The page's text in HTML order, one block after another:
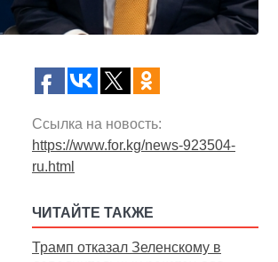
Ссылка на новость:
https://www.for.kg/news-923504-
ru.html
ЧИТАЙТЕ ТАКЖЕ
Трамп отказал Зеленскому в